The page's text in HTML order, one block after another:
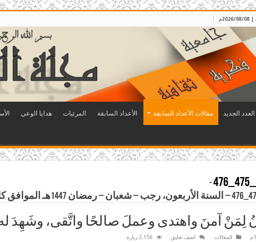
الجديد مقالات الأعداد السابقة الأعداد السابقة المرئيات هدايا الوعي
-
لِمَنْ آمنَ واهتدى وعملَ صالحًا واتَّقى، وشَهِدَ
المقالات اضف تعليق 2,156 زيارة